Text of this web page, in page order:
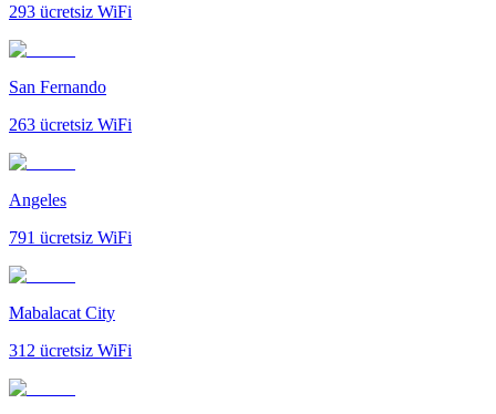
293 ücretsiz WiFi
San Fernando
263 ücretsiz WiFi
Angeles
791 ücretsiz WiFi
Mabalacat City
312 ücretsiz WiFi